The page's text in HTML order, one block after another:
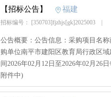
【招标公告】 福建
招标编号： [350703]fjzhjs[gk]2025003
公告概要：公告信息：采购项目名
购单位南平市建阳区教育局行政区
间2026年02月12日至2026年02月26
附件中)